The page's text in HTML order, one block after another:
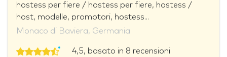
hostess per fiere / hostess per fiere, hostess /
host, modelle, promotori, hostess...
Monaco di Baviera, Germania
4,5, basato in 8 recensioni